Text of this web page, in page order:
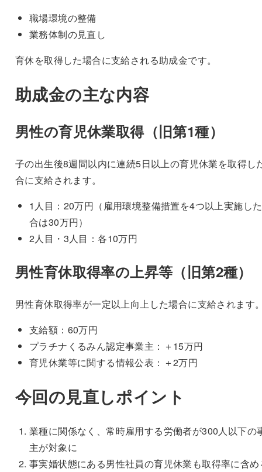
職場環境の整備
業務体制の見直し
育休を取得した場合に支給される助成金です。
助成金の主な内容
男性の育児休業取得（旧第1種）
子の出生後8週間以内に連続5日以上の育児休業を取得し
合に支給されます。
1人目：20万円（雇用環境整備措置を4つ以上実施し
合は30万円）
2人目・3人目：各10万円
男性育休取得率の上昇等（旧第2種）
男性育休取得率が一定以上向上した場合に支給されます
支給額：60万円
プラチナくるみん認定事業主：＋15万円
育児休業等に関する情報公表：＋2万円
今回の見直しポイント
業種に関係なく、常時雇用する労働者が300人以下の
主が対象に
事実婚状態にある男性社員の育児休業も取得率に含め